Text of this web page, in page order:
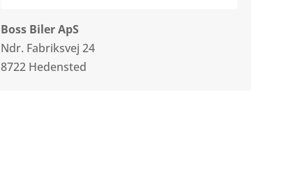
Boss Biler ApS
Ndr. Fabriksvej 24
8722 Hedensted